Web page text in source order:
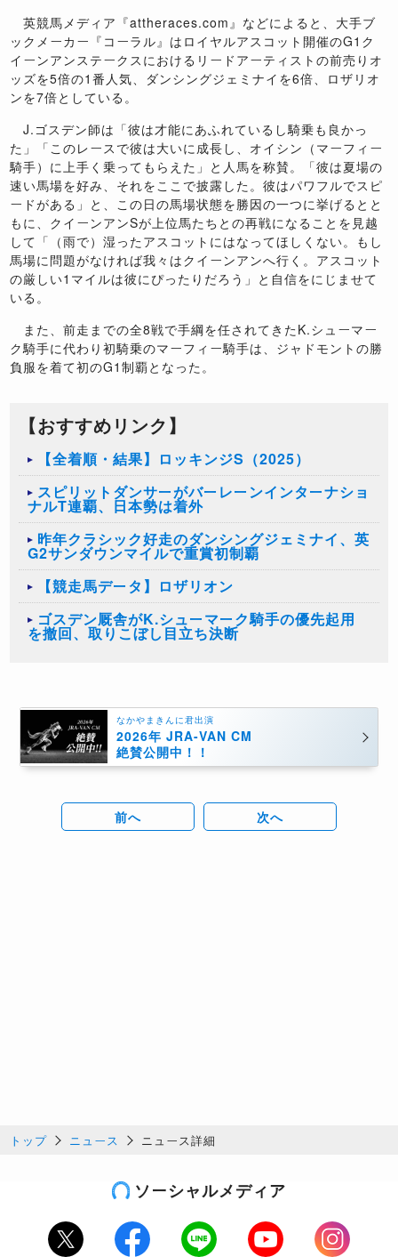
英競馬メディア『attheraces.com』などによると、大手ブ
ックメーカー『コーラル』はロイヤルアスコット開催のG1ク
イーンアンステークスにおけるリードアーティストの前売りオ
ッズを5倍の1番人気、ダンシングジェミナイを6倍、ロザリオ
ンを7倍としている。
J.ゴスデン師は「彼は才能にあふれているし騎乗も良かっ
た」「このレースで彼は大いに成長し、オイシン（マーフィー
騎手）に上手く乗ってもらえた」と人馬を称賛。「彼は夏場の
速い馬場を好み、それをここで披露した。彼はパワフルでスピ
ードがある」と、この日の馬場状態を勝因の一つに挙げるとと
もに、クイーンアンSが上位馬たちとの再戦になることを見越
して「（雨で）湿ったアスコットにはなってほしくない。もし
馬場に問題がなければ我々はクイーンアンへ行く。アスコット
の厳しい1マイルは彼にぴったりだろう」と自信をにじませて
いる。
また、前走までの全8戦で手綱を任されてきたK.シューマー
ク騎手に代わり初騎乗のマーフィー騎手は、ジャドモントの勝
負服を着て初のG1制覇となった。
【おすすめリンク】
【全着順・結果】ロッキンジS（2025）
スピリットダンサーがバーレーンインターナショ
ナルT連覇、日本勢は着外
昨年クラシック好走のダンシングジェミナイ、英
G2サンダウンマイルで重賞初制覇
【競走馬データ】ロザリオン
ゴスデン厩舎がK.シューマーク騎手の優先起用
を撤回、取りこぼし目立ち決断
なかやまきんに君出演
2026年 JRA-VAN CM
絶賛公開中！！
前へ 次へ
トップ ニュース ニュース詳細
ソーシャルメディア